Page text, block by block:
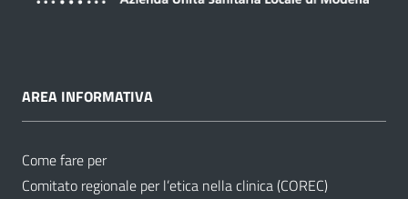
AREA INFORMATIVA
Come fare per
Comitato regionale per l’etica nella clinica (COREC)